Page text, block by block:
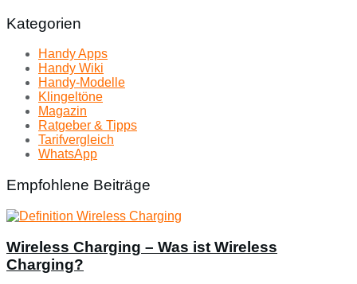
Kategorien
Handy Apps
Handy Wiki
Handy-Modelle
Klingeltöne
Magazin
Ratgeber & Tipps
Tarifvergleich
WhatsApp
Empfohlene Beiträge
Wireless Charging – Was ist Wireless
Charging?